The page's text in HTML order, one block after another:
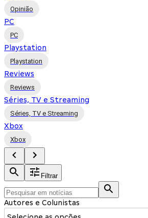
Opinião
PC
PC
Playstation
Playstation
Reviews
Reviews
Séries, TV e Streaming
Séries, TV e Streaming
Xbox
Xbox
Filtrar
Autores e Colunistas